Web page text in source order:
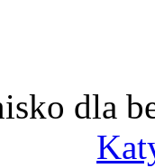
dla